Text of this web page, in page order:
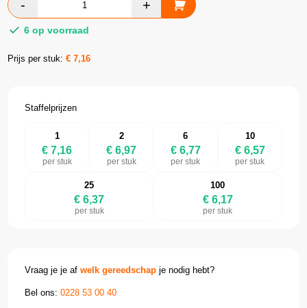
6 op voorraad
Prijs per stuk:€7,16
Staffelprijzen
1
€ 7,16
per stuk
2
€ 6,97
per stuk
6
€ 6,77
per stuk
10
€ 6,57
per stuk
25
€ 6,37
per stuk
100
€ 6,17
per stuk
Vraag je je afwelk gereedschap je nodig hebt?
Bel ons:0228 53 00 40